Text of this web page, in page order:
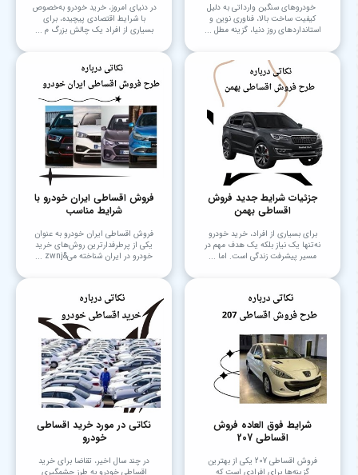
خودروهای سنگین وارداتی به دلیل
کیفیت ساخت بالا، فناوری نوین و
استانداردهای روز دنیا، گزینه مطل ...
در دنیای امروز، خرید خودرو به‌خصوص
با شرایط اقتصادی پیچیده، برای
بسیاری از افراد یک چالش بزرگ م ...
جزئیات شرایط جدید فروش
اقساطی بهمن
برای بسیاری از افراد، خرید خودرو
نه‌تنها یک نیاز بلکه یک هدف مهم در
مسیر پیشرفت زندگی است. اما ...
فروش اقساطی ایران خودرو با
شرایط مناسب
فروش اقساطی ایران خودرو به عنوان
یکی از پرطرفدارترین روش‌های خرید
خودرو در ایران شناخته می&zwnj ...
شرایط فوق العاده فروش
اقساطی 207
فروش اقساطی 207 یکی از بهترین
گزینه‌ها برای افرادی است که
نکاتی در مورد خرید اقساطی
خودرو
در چند سال اخیر، تقاضا برای خرید
اقساطی خودرو به طرز چشمگیری